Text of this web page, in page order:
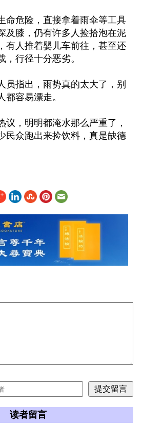
命危险，直接拿着雨伞等工具
及膝，仍有许多人捡拾泡在泥
有人推着婴儿车前往，甚至还
，行径十分恶劣。
员指出，雨势真的太大了，别
都容易漂走。
议，明明都淹水那么严重了，
民众跑出来捡饮料，真是缺德
读者留言